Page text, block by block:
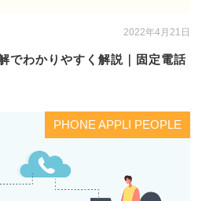
2022年4月21日
でわかりやすく解説｜固定電話
PHONE APPLI PEOPLE